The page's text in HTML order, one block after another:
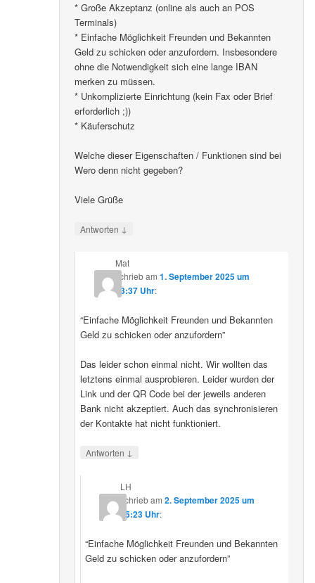
* Große Akzeptanz (online als auch an POS
Terminals)
* Einfache Möglichkeit Freunden und Bekannten
Geld zu schicken oder anzufordern. Insbesondere
ohne die Notwendigkeit sich eine lange IBAN
merken zu müssen.
* Unkomplizierte Einrichtung (kein Fax oder Brief
erforderlich ;))
* Käuferschutz
Welche dieser Eigenschaften / Funktionen sind bei
Wero denn nicht gegeben?
Viele Grüße
Antworten ↓
Mat
schriebam 1. September 2025 um
23:37 Uhr:
“Einfache Möglichkeit Freunden und Bekannten
Geld zu schicken oder anzufordern”
Das leider schon einmal nicht. Wir wollten das
letztens einmal ausprobieren. Leider wurden der
Link und der QR Code bei der jeweils anderen
Bank nicht akzeptiert. Auch das synchronisieren
der Kontakte hat nicht funktioniert.
Antworten ↓
LH
schriebam2. September 2025 um
15:23 Uhr:
“Einfache Möglichkeit Freunden und Bekannten
Geld zu schicken oder anzufordern”